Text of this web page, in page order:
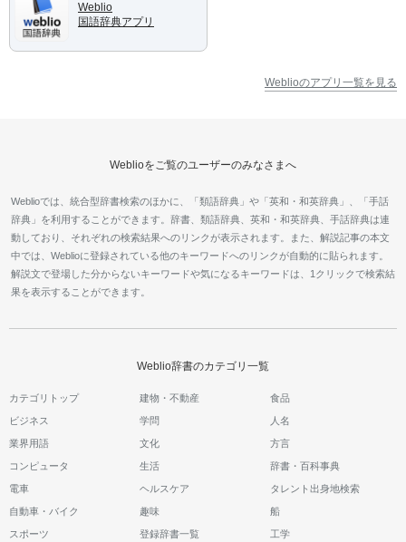
Weblio
国語辞典アプリ
Weblioのアプリ一覧を見る
Weblioをご覧のユーザーのみなさまへ
Weblioでは、統合型辞書検索のほかに、「類語辞典」や「英和・和英辞典」、「手話
辞典」を利用することができます。辞書、類語辞典、英和・和英辞典、手話辞典は連
動しており、それぞれの検索結果へのリンクが表示されます。また、解説記事の本文
中では、Weblioに登録されている他のキーワードへのリンクが自動的に貼られます。
解説文で登場した分からないキーワードや気になるキーワードは、1クリックで検索結
果を表示することができます。
Weblio辞書のカテゴリ一覧
カテゴリトップ 建物・不動産 食品
ビジネス 学問 人名
業界用語 文化 方言
コンピュータ 生活 辞書・百科事典
電車 ヘルスケア タレント出身地検索
自動車・バイク 趣味 船
スポーツ 登録辞書一覧 工学